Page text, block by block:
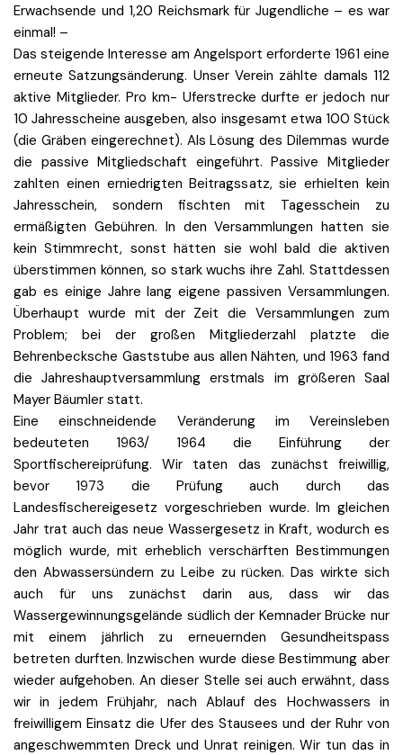
Erwachsende und 1,20 Reichsmark für Jugendliche – es war
einmal! –
Das steigende Interesse am Angelsport erforderte 1961 eine
erneute Satzungsänderung. Unser Verein zählte damals 112
aktive Mitglieder. Pro km- Uferstrecke durfte er jedoch nur
10 Jahresscheine ausgeben, also insgesamt etwa 100 Stück
(die Gräben eingerechnet). Als Lösung des Dilemmas wurde
die passive Mitgliedschaft eingeführt. Passive Mitglieder
zahlten einen erniedrigten Beitragssatz, sie erhielten kein
Jahresschein, sondern fischten mit Tagesschein zu
ermäßigten Gebühren. In den Versammlungen hatten sie
kein Stimmrecht, sonst hätten sie wohl bald die aktiven
überstimmen können, so stark wuchs ihre Zahl. Stattdessen
gab es einige Jahre lang eigene passiven Versammlungen.
Überhaupt wurde mit der Zeit die Versammlungen zum
Problem; bei der großen Mitgliederzahl platzte die
Behrenbecksche Gaststube aus allen Nähten, und 1963 fand
die Jahreshauptversammlung erstmals im größeren Saal
Mayer Bäumler statt.
Eine einschneidende Veränderung im Vereinsleben
bedeuteten 1963/ 1964 die Einführung der
Sportfischereiprüfung. Wir taten das zunächst freiwillig,
bevor 1973 die Prüfung auch durch das
Landesfischereigesetz vorgeschrieben wurde. Im gleichen
Jahr trat auch das neue Wassergesetz in Kraft, wodurch es
möglich wurde, mit erheblich verschärften Bestimmungen
den Abwassersündern zu Leibe zu rücken. Das wirkte sich
auch für uns zunächst darin aus, dass wir das
Wassergewinnungsgelände südlich der Kemnader Brücke nur
mit einem jährlich zu erneuernden Gesundheitspass
betreten durften. Inzwischen wurde diese Bestimmung aber
wieder aufgehoben. An dieser Stelle sei auch erwähnt, dass
wir in jedem Frühjahr, nach Ablauf des Hochwassers in
freiwilligem Einsatz die Ufer des Stausees und der Ruhr von
angeschwemmten Dreck und Unrat reinigen. Wir tun das in